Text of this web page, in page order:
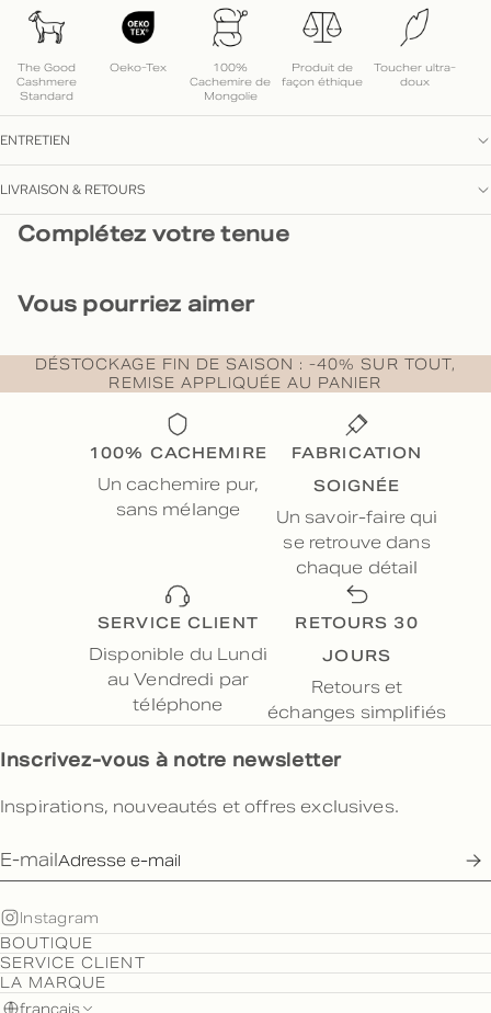
The Good
Cashmere
Standard
Oeko-Tex
100%
Cachemire de
Mongolie
Produit de
façon éthique
Toucher ultra-
doux
ENTRETIEN
LIVRAISON & RETOURS
Complétez votre tenue
Vous pourriez aimer
DÉSTOCKAGE FIN DE SAISON : -40% SUR TOUT,
REMISE APPLIQUÉE AU PANIER
100% CACHEMIRE
Un cachemire pur,
sans mélange
FABRICATION
SOIGNÉE
Un savoir-faire qui
se retrouve dans
chaque détail
SERVICE CLIENT
Disponible du Lundi
au Vendredi par
téléphone
RETOURS 30
JOURS
Retours et
échanges simplifiés
Inscrivez-vous à notre newsletter
Inspirations, nouveautés et offres exclusives.
E-mail
Instagram
BOUTIQUE
SERVICE CLIENT
LA MARQUE
français